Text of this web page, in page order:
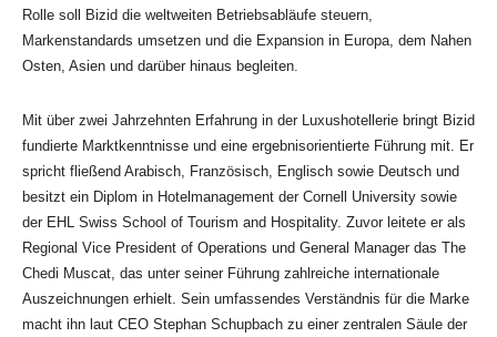
Rolle soll Bizid die weltweiten Betriebsabläufe steuern,
Markenstandards umsetzen und die Expansion in Europa, dem Nahen
Osten, Asien und darüber hinaus begleiten.
Mit über zwei Jahrzehnten Erfahrung in der Luxushotellerie bringt Bizid
fundierte Marktkenntnisse und eine ergebnisorientierte Führung mit. Er
spricht fließend Arabisch, Französisch, Englisch sowie Deutsch und
besitzt ein Diplom in Hotelmanagement der Cornell University sowie
der EHL Swiss School of Tourism and Hospitality. Zuvor leitete er als
Regional Vice President of Operations und General Manager das The
Chedi Muscat, das unter seiner Führung zahlreiche internationale
Auszeichnungen erhielt. Sein umfassendes Verständnis für die Marke
macht ihn laut CEO Stephan Schupbach zu einer zentralen Säule der